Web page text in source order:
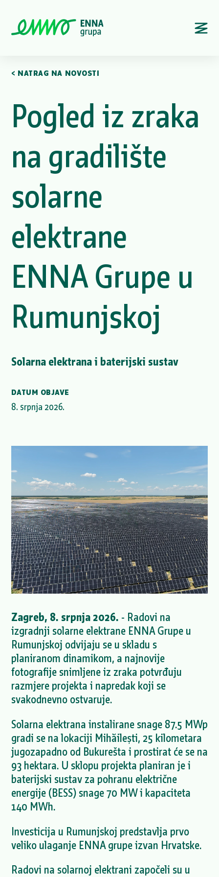
< NATRAG NA NOVOSTI
Pogled iz zraka
na gradilište
solarne
elektrane
ENNA Grupe u
Rumunjskoj
Solarna elektrana i baterijski sustav
DATUM OBJAVE
8. srpnja 2026.
Zagreb, 8. srpnja 2026. - Radovi na
izgradnji solarne elektrane ENNA Grupe u
Rumunjskoj odvijaju se u skladu s
planiranom dinamikom, a najnovije
fotografije snimljene iz zraka potvrđuju
razmjere projekta i napredak koji se
svakodnevno ostvaruje.
Solarna elektrana instalirane snage 87.5 MWp
gradi se na lokaciji Mihăilești, 25 kilometara
jugozapadno od Bukurešta i prostirat će se na
93 hektara. U sklopu projekta planiran je i
baterijski sustav za pohranu električne
energije (BESS) snage 70 MW i kapaciteta
140 MWh.
Investicija u Rumunjskoj predstavlja prvo
veliko ulaganje ENNA grupe izvan Hrvatske.
Radovi na solarnoj elektrani započeli su u